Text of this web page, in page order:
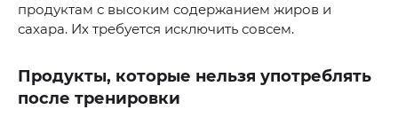
продуктам с высоким содержанием жиров и
сахара. Их требуется исключить совсем.
Продукты, которые нельзя употреблять
после тренировки